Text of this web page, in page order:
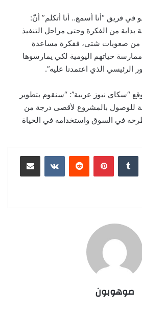
فريق “أنا أسمع.. أنا أتكلم” أنّ:
بداية من الفكرة وحتى مراحل التنفيذ
من صعوبات شتى، ففكرة مساعدة
حياتهم اليومية لكي يمارسوها
الرئيسي الذي اعتمدنا عليه”.
“سكاي نيوز عربية”: “سنقوم بتطوير
للوصول بالمشروع لأقصى درجة من
في السوق واستخدامه في الحياة
بينتيريست مشاركة عبر البريد
موهوبون